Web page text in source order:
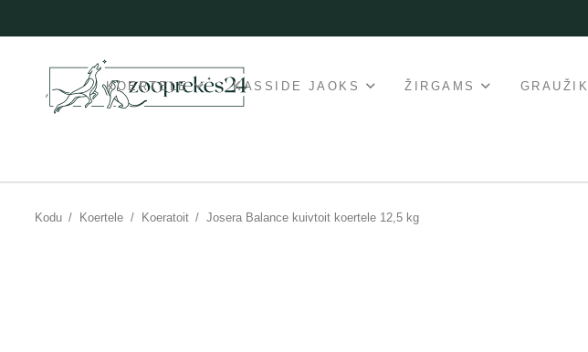
KOERTELE KASSIDE JAOKS ŽIRGAMS
Kodu / Koertele / Koeratoit / Josera Balance kuivtoit koertele 12,5 kg